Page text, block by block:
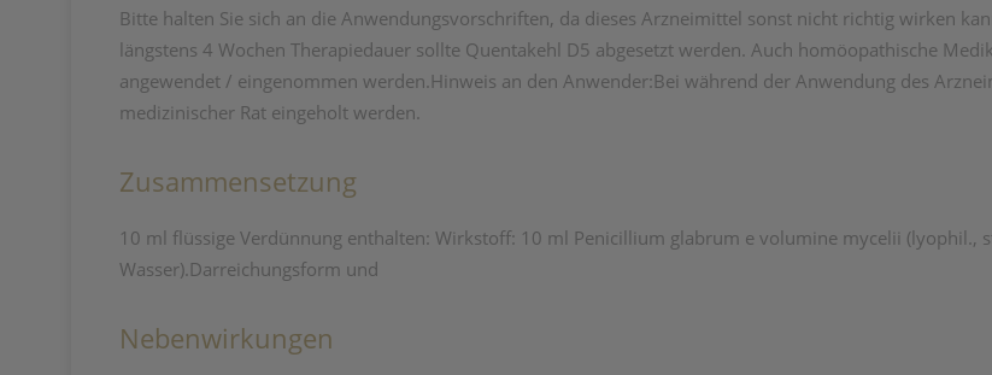
Bitte halten Sie sich an die Anwendungsvorschriften, da dieses Arzneimittel sonst nicht richtig wirken
längstens 4 Wochen Therapiedauer sollte Quentakehl D5 abgesetzt werden. Auch homöopathische
angewendet / eingenommen werden.Hinweis an den Anwender:Bei während der Anwendung des
medizinischer Rat eingeholt werden.
Zusammensetzung
10 ml flüssige Verdünnung enthalten: Wirkstoff: 10 ml Penicillium glabrum e volumine mycelii (lyophil.,
Wasser).Darreichungsform und
Nebenwirkungen